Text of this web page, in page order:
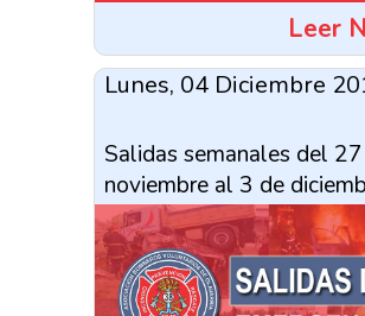
Leer
Lunes, 04 Diciembre
Salidas semanales del
noviembre al 3 de